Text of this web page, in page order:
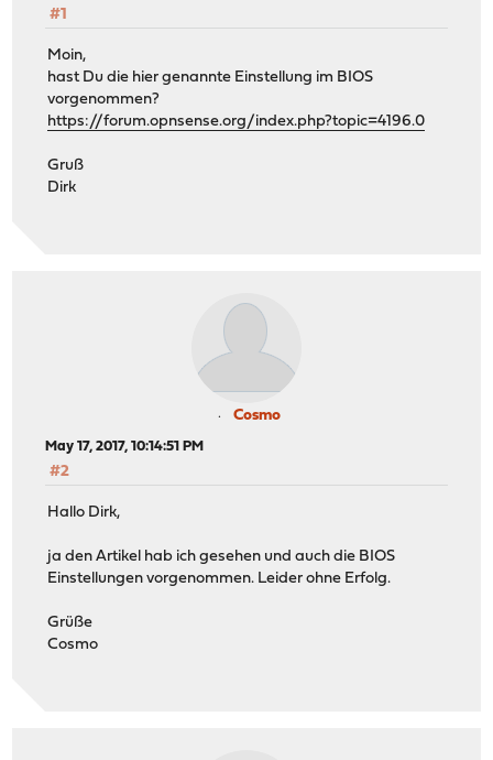
#1
Moin,
hast Du die hier genannte Einstellung im BIOS
vorgenommen?
https://forum.opnsense.org/index.php?topic=4196.0
Gruß
Dirk
Cosmo
May 17, 2017, 10:14:51 PM
#2
Hallo Dirk,
ja den Artikel hab ich gesehen und auch die BIOS
Einstellungen vorgenommen. Leider ohne Erfolg.
Grüße
Cosmo